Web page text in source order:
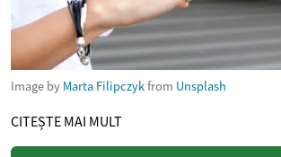
Image by Marta Filipczykfrom Unsplash
CITEȘTE MAI MULT